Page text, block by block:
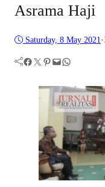
Asrama Haji
Saturday, 8 May 2021•
Facebook Twitter Pinterest Mail WhatsApp